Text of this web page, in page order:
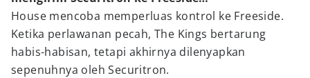
House mencoba memperluas kontrol ke Freeside.
Ketika perlawanan pecah, The Kings bertarung
habis-habisan, tetapi akhirnya dilenyapkan
sepenuhnya oleh Securitron.